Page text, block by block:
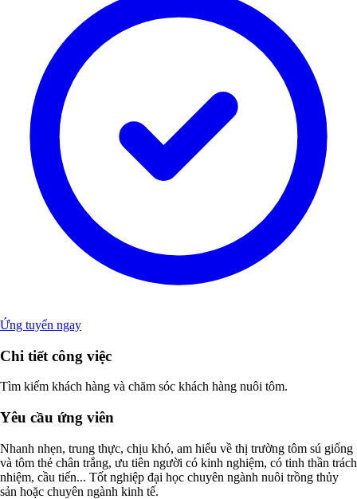
Ứng tuyển ngay
Chi tiết công việc
Tìm kiếm khách hàng và chăm sóc khách hàng nuôi tôm.
Yêu cầu ứng viên
Nhanh nhẹn, trung thực, chịu khó, am hiểu về thị trường tôm sú giống
và tôm thẻ chân trắng, ưu tiên người có kinh nghiệm, có tinh thần trách
nhiệm, cầu tiến... Tốt nghiệp đại học chuyên ngành nuôi trồng thủy
sản hoặc chuyên ngành kinh tế.